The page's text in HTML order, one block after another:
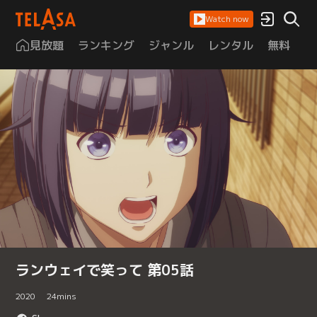
Watch now
見放題 ランキング ジャンル レンタル 無料
ランウェイで笑って 第05話
2020 24mins